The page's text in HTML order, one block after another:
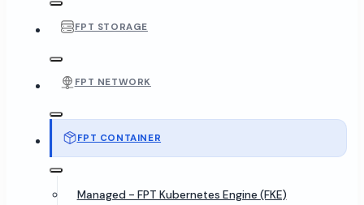
FPT STORAGE
FPT NETWORK
FPT CONTAINER
Managed - FPT Kubernetes Engine (FKE)